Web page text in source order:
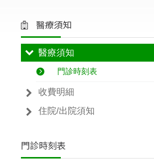
醫療須知
醫療須知
門診時刻表
收費明細
住院/出院須知
門診時刻表